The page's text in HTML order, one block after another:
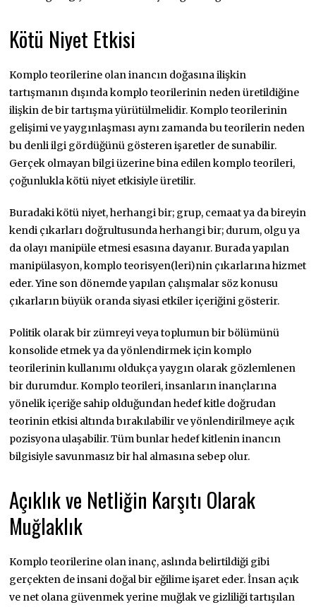
Kötü Niyet Etkisi
Komplo teorilerine olan inancın doğasına ilişkin
tartışmanın dışında komplo teorilerinin neden üretildiğine
ilişkin de bir tartışma yürütülmelidir. Komplo teorilerinin
gelişimi ve yaygınlaşması aynı zamanda bu teorilerin neden
bu denli ilgi gördüğünü gösteren işaretler de sunabilir.
Gerçek olmayan bilgi üzerine bina edilen komplo teorileri,
çoğunlukla kötü niyet etkisiyle üretilir.
Buradaki kötü niyet, herhangi bir; grup, cemaat ya da bireyin
kendi çıkarları doğrultusunda herhangi bir; durum, olgu ya
da olayı manipüle etmesi esasına dayanır. Burada yapılan
manipülasyon, komplo teorisyen(leri)nin çıkarlarına hizmet
eder. Yine son dönemde yapılan çalışmalar söz konusu
çıkarların büyük oranda siyasi etkiler içeriğini gösterir.
Politik olarak bir zümreyi veya toplumun bir bölümünü
konsolide etmek ya da yönlendirmek için komplo
teorilerinin kullanımı oldukça yaygın olarak gözlemlenen
bir durumdur. Komplo teorileri, insanların inançlarına
yönelik içeriğe sahip olduğundan hedef kitle doğrudan
teorinin etkisi altında bırakılabilir ve yönlendirilmeye açık
pozisyona ulaşabilir. Tüm bunlar hedef kitlenin inancın
bilgisiyle savunmasız bir hal almasına sebep olur.
Açıklık ve Netliğin Karşıtı Olarak
Muğlaklık
Komplo teorilerine olan inanç, aslında belirtildiği gibi
gerçekten de insani doğal bir eğilime işaret eder. İnsan açık
ve net olana güvenmek yerine muğlak ve gizliliği tartışılan